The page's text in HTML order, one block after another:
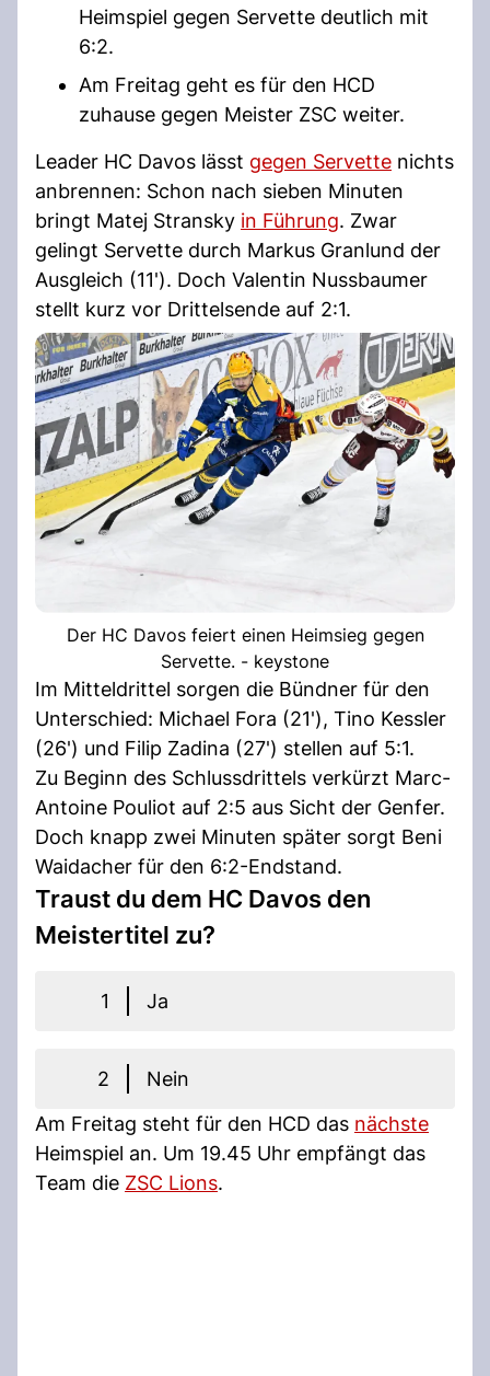
Heimspiel gegen Servette deutlich mit
6:2.
Am Freitag geht es für den HCD
zuhause gegen Meister ZSC weiter.
Leader HC Davos lässt gegen Servette nichts
anbrennen: Schon nach sieben Minuten
bringt Matej Stransky in Führung. Zwar
gelingt Servette durch Markus Granlund der
Ausgleich (11'). Doch Valentin Nussbaumer
stellt kurz vor Drittelsende auf 2:1.
Der HC Davos feiert einen Heimsieg gegen
Servette. - keystone
Im Mitteldrittel sorgen die Bündner für den
Unterschied: Michael Fora (21'), Tino Kessler
(26') und Filip Zadina (27') stellen auf 5:1.
Zu Beginn des Schlussdrittels verkürzt Marc-
Antoine Pouliot auf 2:5 aus Sicht der Genfer.
Doch knapp zwei Minuten später sorgt Beni
Waidacher für den 6:2-Endstand.
Traust du dem HC Davos den
Meistertitel zu?
1 Ja
2
Nein
Am Freitag steht für den HCD das nächste
Heimspiel an. Um 19.45 Uhr empfängt das
Team die ZSC Lions.